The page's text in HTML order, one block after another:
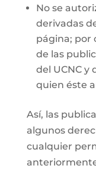
No se
derivadas
página; por
de las
del UCNC y
quien éste
Así, las
algunos
cualquier